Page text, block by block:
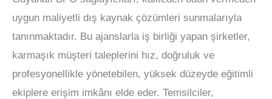
uygun maliyetli dış kaynak çözümleri sunmalarıyla
tanınmaktadır. Bu ajanslarla iş birliği yapan şirketler,
karmaşık müşteri taleplerini hız, doğruluk ve
profesyonellikle yönetebilen, yüksek düzeyde eğitimli
ekiplere erişim imkânı elde eder. Temsilciler,